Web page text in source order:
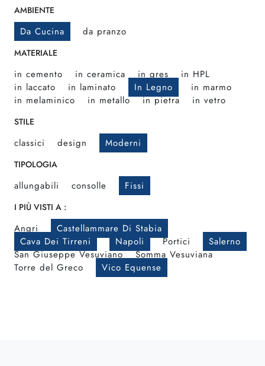
AMBIENTE
Da Cucina da pranzo
MATERIALE
in cemento in ceramica in gres
in HPL
in laccato
in laminato In Legno
in marmo
in melaminico
in metallo in pietra in vetro
STILE
classici design Moderni
TIPOLOGIA
allungabili consolle Fissi
I PIÙ VISTI A :
Angri
Castellammare Di Stabia
Cava Dei Tirreni
Napoli Portici
Salerno
San Giuseppe Vesuviano
Somma Vesuviana
Torre del Greco
Vico Equense